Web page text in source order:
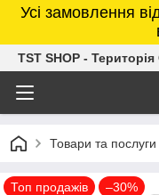
Усі замовлення
TST SHOP -
Товари та послуги
Топ продажів –30%